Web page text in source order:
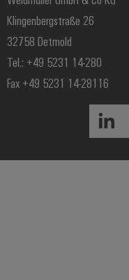
Klingenbergstraße 26
32758 Detmold
Tel.: +49 5231 14-280
Fax +49 5231 14-28116